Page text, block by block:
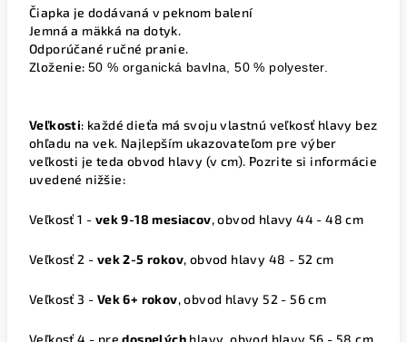
Čiapka je dodávaná v peknom balení
Jemná a mäkká na dotyk.
Odporúčané ručné pranie.
Zloženie: 50 % organická bavlna, 50 % polyester.
Veľkosti: každé dieťa má svoju vlastnú veľkosť hlavy bez
ohľadu na vek. Najlepším ukazovateľom pre výber
veľkosti je teda obvod hlavy (v cm). Pozrite si informácie
uvedené nižšie:
Veľkosť 1 - vek 9-18 mesiacov, obvod hlavy 44 - 48 cm
Veľkosť 2 - vek 2-5 rokov, obvod hlavy 48 - 52 cm
Veľkosť 3 - Vek 6+ rokov, obvod hlavy 52 - 56 cm
Veľkosť 4 - pre dospelých hlavy, obvod hlavy 56 - 58 cm